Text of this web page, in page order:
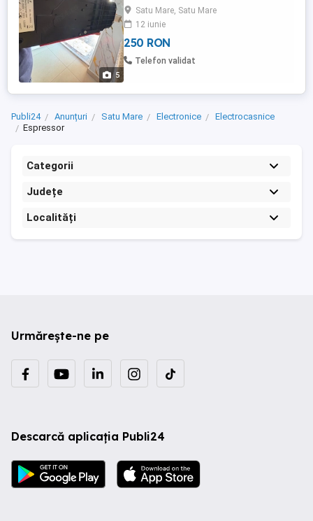
5
bani urgent 250 de lei usor neg nu il trimit
pe curier doar predare pers in satu mare!
Satu Mare, Satu Mare
12 iunie
250 RON
Telefon validat
Publi24 Anunțuri Satu Mare Electronice
Electrocasnice
Espressor
Categorii
Județe
Localități
Urmărește-ne pe
Descarcă aplicația Publi24